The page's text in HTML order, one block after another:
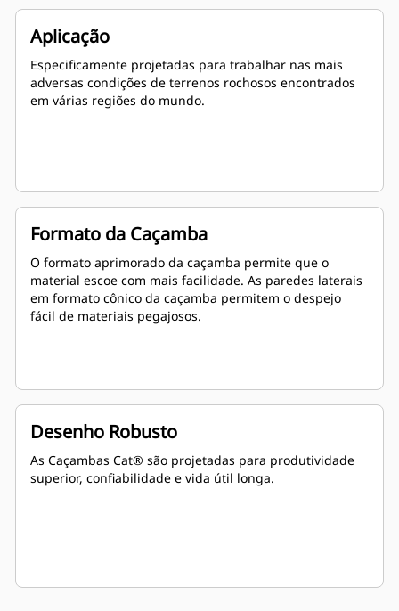
Aplicação
Especificamente projetadas para trabalhar nas mais
adversas condições de terrenos rochosos encontrados
em várias regiões do mundo.
Formato da Caçamba
O formato aprimorado da caçamba permite que o
material escoe com mais facilidade. As paredes laterais
em formato cônico da caçamba permitem o despejo
fácil de materiais pegajosos.
Desenho Robusto
As Caçambas Cat® são projetadas para produtividade
superior, confiabilidade e vida útil longa.